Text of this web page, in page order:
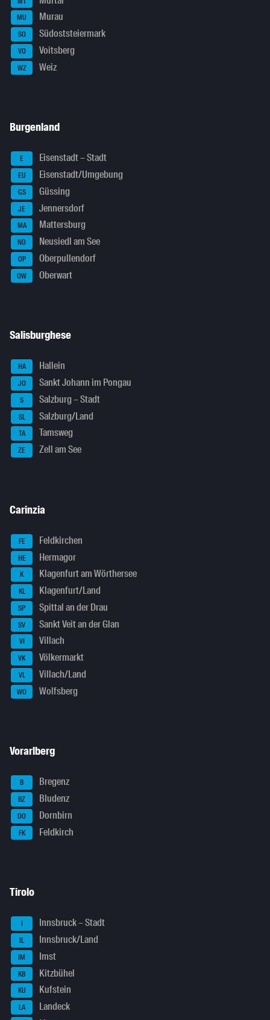
MU Murau
SO Südoststeiermark
VO Voitsberg
WZ Weiz
Burgenland
E Eisenstadt – Stadt
EU Eisenstadt/Umgebung
GS Güssing
JE Jennersdorf
MA Mattersburg
ND Neusiedl am See
OP Oberpullendorf
OW Oberwart
Salisburghese
HA Hallein
JO Sankt Johann im Pongau
S Salzburg – Stadt
SL Salzburg/Land
TA Tamsweg
ZE Zell am See
Carinzia
FE Feldkirchen
HE Hermagor
K Klagenfurt am Wörthersee
KL Klagenfurt/Land
SP Spittal an der Drau
SV Sankt Veit an der Glan
VI Villach
VK Völkermarkt
VL Villach/Land
WO Wolfsberg
Vorarlberg
B Bregenz
BZ Bludenz
DO Dornbirn
FK Feldkirch
Tirolo
I Innsbruck – Stadt
IL Innsbruck/Land
IM Imst
KB Kitzbühel
KU Kufstein
LA Landeck